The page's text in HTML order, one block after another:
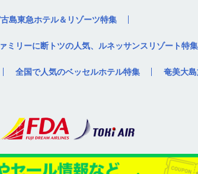
島東急ホテル＆リゾーツ特集
ミリーに断トツの人気、ルネッサンスリゾート特集
全国で人気のベッセルホテル特集 奄美大